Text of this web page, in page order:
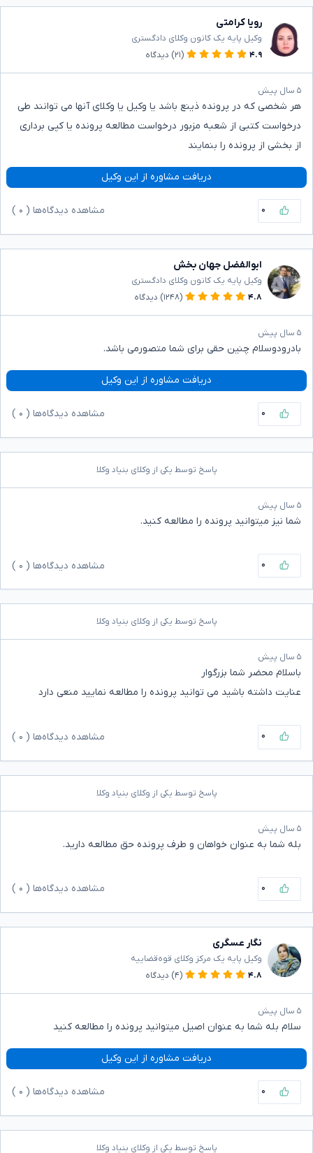
رویا کرامتی
وکیل پایه یک کانون وکلای دادگستری
۴.۹
(۲۱) دیدگاه
۵ سال پیش
هر شخصی که در پرونده ذینع باشد یا وکیل یا وکلای آنها می توانند طی
درخواست کتبی از شعبه مزبور درخواست مطالعه پرونده یا کپی برداری
از بخشی از پرونده را بنمایند
دریافت مشاوره از این وکیل
۰ مشاهده دیدگاه‌ها ( ۰
ابوالفضل جهان بخش
وکیل پایه یک کانون وکلای دادگستری
۴.۸
(۱۲۴۸) دیدگاه
۵ سال پیش
بادرودوسلام چنین حقی برای شما متصورمی باشد.
دریافت مشاوره از این وکیل
۰ مشاهده دیدگاه‌ها ( ۰
پاسخ توسط یکی از وکلای بنیاد وکلا
۵ سال پیش
شما نیز میتوانید پرونده را مطالعه کنید.
۰ مشاهده دیدگاه‌ها ( ۰
پاسخ توسط یکی از وکلای بنیاد وکلا
۵ سال پیش
باسلام محضر شما بزرگوار
عنایت داشته باشید می توانید پرونده را مطالعه نمایید منعی دارد
۰ مشاهده دیدگاه‌ها ( ۰
پاسخ توسط یکی از وکلای بنیاد وکلا
۵ سال پیش
بله شما به عنوان خواهان و طرف پرونده حق مطالعه دارید.
۰ مشاهده دیدگاه‌ها ( ۰
نگار عسگری
وکیل پایه یک مرکز وکلای قوه‌قضاییه
۴.۸
(۴) دیدگاه
۵ سال پیش
سلام بله شما به عنوان اصیل میتوانید پرونده را مطالعه کنید
دریافت مشاوره از این وکیل
۰ مشاهده دیدگاه‌ها ( ۰
پاسخ توسط یکی از وکلای بنیاد وکلا